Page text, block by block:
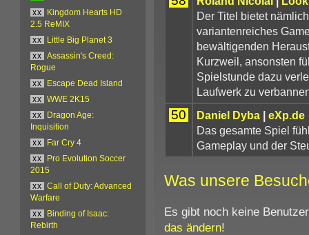
Der Titel bietet
variantenreiches
bewältigenden
Kurzweil, ansonsten
Spielstunde dazu
Laufwerk zu
50 Daniel Dyba | eXp.de
Das gesamte Spiel
Gameplay und der
Was unsere
Es gibt noch keine
das ändern!
xx
Kingdom Hearts HD
2.5 ReMIX
xx
Little Big Planet 3
xx
Assassin's Creed:
Rogue
xx
Escape Dead Island
xx
WWE 2K15
xx
Dragon Age:
Inquisition
xx
Far Cry 4
xx
Pro Evolution Soccer
2015
xx
Call of Duty: Advanced
Warfare
xx
Binding of Isaac:
Rebirth